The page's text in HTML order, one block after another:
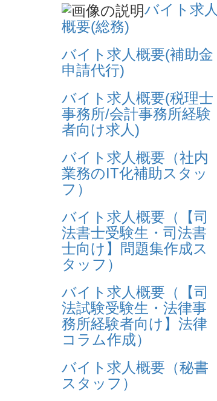
バイト求人
概要(総務)
バイト求人概要(補助金
申請代行)
バイト求人概要(税理士
事務所/会計事務所経験
者向け求人)
バイト求人概要（社内
業務のIT化補助スタッ
フ）
バイト求人概要（【司
法書士受験生・司法書
士向け】問題集作成ス
タッフ）
バイト求人概要（【司
法試験受験生・法律事
務所経験者向け】法律
コラム作成）
バイト求人概要（秘書
スタッフ）